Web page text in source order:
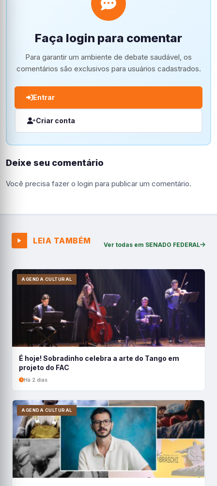
Faça login para comentar
Para garantir um ambiente de debate saudável, os
comentários são exclusivos para usuários cadastrados.
Entrar
Criar conta
Deixe seu comentário
Você precisa fazer o login para publicar um comentário.
LEIA TAMBÉM Ver todas em SENADO FEDERAL
AGENDA CULTURAL
É hoje! Sobradinho celebra a arte do Tango em
projeto do FAC
Há 2 dias
AGENDA CULTURAL